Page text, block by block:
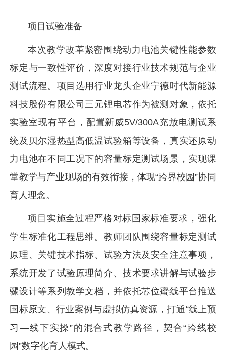
项目试验准备
本次教学改革紧密围绕动力电池关键性能参数
标定与一致性评价，深度对接行业技术规范与企业
测试流程。项目选用行业龙头企业宁德时代新能源
科技股份有限公司三元锂电芯作为被测对象，依托
实验室现有平台，配置新威5V/300A充放电测试系
统及贝尔湿热型高低温试验箱等设备，真实还原动
力电池在不同工况下的容量标定测试场景，实现课
堂教学与产业现场的有效衔接，体现“跨界校园”协同
育人理念。
项目实施全过程严格对标国家标准要求，强化
学生标准化工程思维。教师团队围绕容量标定测试
原理、关键技术指标、试验方法及安全注意事项，
系统开发了试验原理简介、技术要求讲解与试验步
骤设计等系列教学文档，并依托芯位蜜线平台推送
国标原文、行业案例与虚拟仿真资源，打通“线上预
习—线下实操”的混合式教学路径，契合“跨线校
园”数字化育人模式。